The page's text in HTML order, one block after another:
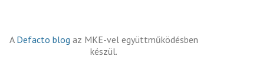
A Defacto blog az MKE-vel együttműködésben
készül.